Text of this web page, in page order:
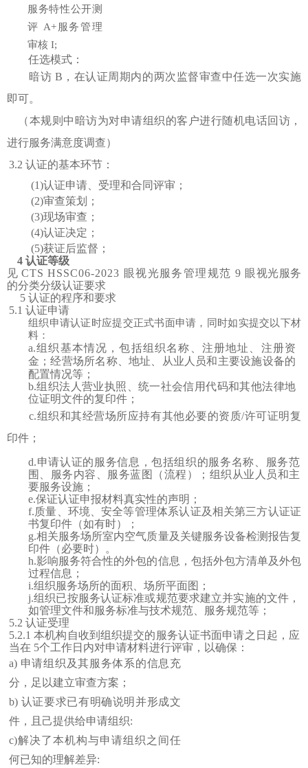
服务特性公开测
评 A+服务管理
审核 I;
任选模式：
暗访 B，在认证周期内的两次监督审查中任选一次实施
即可。
（本规则中暗访为对申请组织的客户进行随机电话回访，
进行服务满意度调查）
3.2 认证的基本环节：
(1)认证申请、受理和合同评审；
(2)审查策划；
(3)现场审查；
(4)认证决定；
(5)获证后监督；
4 认证等级
见 CTS HSSC06-2023 眼视光服务管理规范 9 眼视光服务
的分类分级认证要求
5 认证的程序和要求
5.1 认证申请
组织申请认证时应提交正式书面申请，同时如实提交以下材
料：
a.组织基本情况，包括组织名称、注册地址、注册资
金；经营场所名称、地址、从业人员和主要设施设备的
配置情况等；
b.组织法人营业执照、统一社会信用代码和其他法律地
位证明文件的复印件；
c.组织和其经营场所应持有其他必要的资质/许可证明复
印件；
d.申请认证的服务信息，包括组织的服务名称、服务范
围、服务内容、服务蓝图（流程）；组织从业人员和主
要服务设施；
e.保证认证申报材料真实性的声明；
f.质量、环境、安全等管理体系认证及相关第三方认证证
书复印件（如有时）；
g.相关服务场所室内空气质量及关键服务设备检测报告复
印件（必要时）。
h.影响服务符合性的外包的信息，包括外包方清单及外包
过程信息；
i.组织服务场所的面积、场所平面图；
j.组织已按服务认证标准或规范要求建立并实施的文件，
如管理文件和服务标准与技术规范、服务规范等；
5.2 认证受理
5.2.1 本机构自收到组织提交的服务认证书面申请之日起，应
当在 5个工作日内对申请材料进行评审，以确保：
a) 申请组织及其服务体系的信息充
分，足以建立审查方案；
b) 认证要求已有明确说明并形成文
件，且己提供给申请组织:
c)解决了本机构与申请组织之间任
何已知的理解差异: